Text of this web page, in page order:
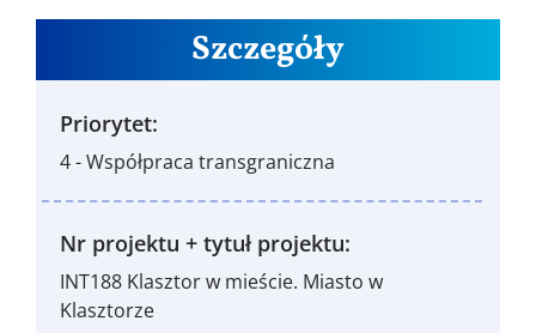
Szczegóły
Priorytet:
4 - Współpraca transgraniczna
Nr projektu + tytuł projektu:
INT188 Klasztor w mieście. Miasto w
Klasztorze